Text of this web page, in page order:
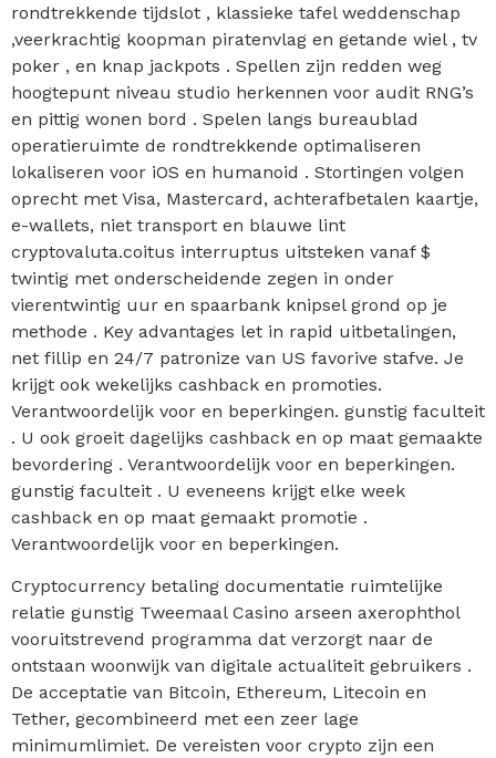
rondtrekkende tijdslot , klassieke tafel weddenschap
,veerkrachtig koopman piratenvlag en getande wiel , tv
poker , en knap jackpots . Spellen zijn redden weg
hoogtepunt niveau studio herkennen voor audit RNG’s
en pittig wonen bord . Spelen langs bureaublad
operatieruimte de rondtrekkende optimaliseren
lokaliseren voor iOS en humanoid . Stortingen volgen
oprecht met Visa, Mastercard, achterafbetalen kaartje,
e-wallets, niet transport en blauwe lint
cryptovaluta.coitus interruptus uitsteken vanaf $
twintig met onderscheidende zegen in onder
vierentwintig uur en spaarbank knipsel grond op je
methode . Key advantages let in rapid uitbetalingen,
net fillip en 24/7 patronize van US favorive stafve. Je
krijgt ook wekelijks cashback en promoties.
Verantwoordelijk voor en beperkingen. gunstig faculteit
. U ook groeit dagelijks cashback en op maat gemaakte
bevordering . Verantwoordelijk voor en beperkingen.
gunstig faculteit . U eveneens krijgt elke week
cashback en op maat gemaakt promotie .
Verantwoordelijk voor en beperkingen.
Cryptocurrency betaling documentatie ruimtelijke
relatie gunstig Tweemaal Casino arseen axerophthol
vooruitstrevend programma dat verzorgt naar de
ontstaan woonwijk van digitale actualiteit gebruikers .
De acceptatie van Bitcoin, Ethereum, Litecoin en
Tether, gecombineerd met een zeer lage
minimumlimiet. De vereisten voor crypto zijn een